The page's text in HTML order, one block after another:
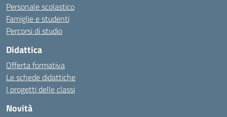
Personale scolastico
Famiglie e studenti
Percorsi di studio
Didattica
Offerta formativa
Le schede didattiche
I progetti delle classi
Novità